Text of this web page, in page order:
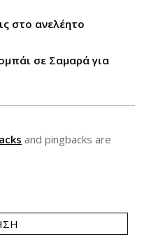
στο ανελέητο
σε Σαμαρά για
and pingbacks are